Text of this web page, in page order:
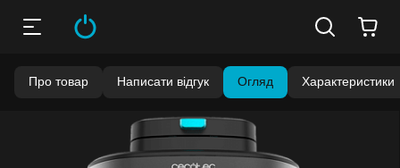
Про товар Написати відгук Огляд Характеристики